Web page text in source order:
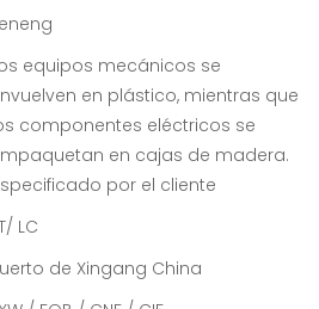
equipos mecánicos se
en plástico, mientras que
componentes eléctricos se
en cajas de madera.
por el cliente
LC
de Xingang China